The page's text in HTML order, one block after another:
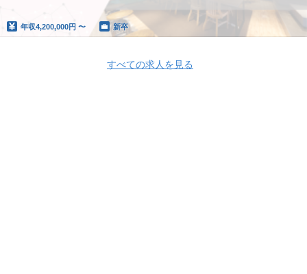
ョン・有給休暇の期限は付与から5年！
年収4,200,000円 〜 新卒
すべての求人を見る